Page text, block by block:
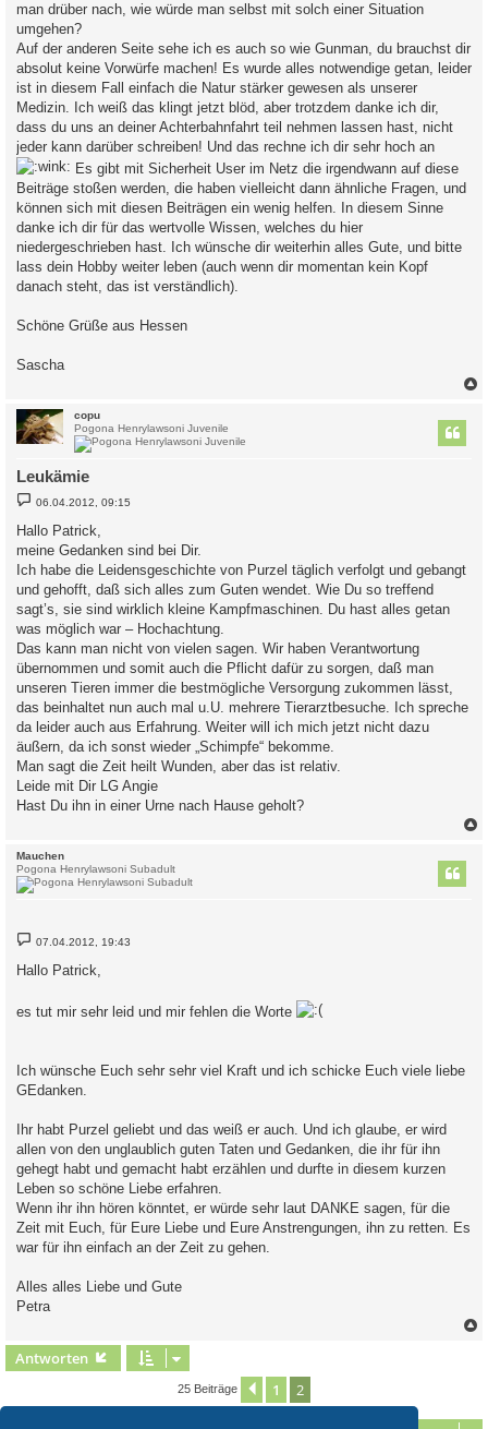
man drüber nach, wie würde man selbst mit solch einer Situation
umgehen?
Auf der anderen Seite sehe ich es auch so wie Gunman, du brauchst dir
absolut keine Vorwürfe machen! Es wurde alles notwendige getan, leider
ist in diesem Fall einfach die Natur stärker gewesen als unserer
Medizin. Ich weiß das klingt jetzt blöd, aber trotzdem danke ich dir,
dass du uns an deiner Achterbahnfahrt teil nehmen lassen hast, nicht
jeder kann darüber schreiben! Und das rechne ich dir sehr hoch an
Es gibt mit Sicherheit User im Netz die irgendwann auf diese
Beiträge stoßen werden, die haben vielleicht dann ähnliche Fragen, und
können sich mit diesen Beiträgen ein wenig helfen. In diesem Sinne
danke ich dir für das wertvolle Wissen, welches du hier
niedergeschrieben hast. Ich wünsche dir weiterhin alles Gute, und bitte
lass dein Hobby weiter leben (auch wenn dir momentan kein Kopf
danach steht, das ist verständlich).
Schöne Grüße aus Hessen
Sascha
copu
Pogona Henrylawsoni Juvenile
Leukämie
B
e
i
t
r
g
06.04.2012, 09:15
Hallo Patrick,
meine Gedanken sind bei Dir.
Ich habe die Leidensgeschichte von Purzel täglich verfolgt und gebangt
und gehofft, daß sich alles zum Guten wendet. Wie Du so treffend
sagt’s, sie sind wirklich kleine Kampfmaschinen. Du hast alles getan
was möglich war – Hochachtung.
Das kann man nicht von vielen sagen. Wir haben Verantwortung
übernommen und somit auch die Pflicht dafür zu sorgen, daß man
unseren Tieren immer die bestmögliche Versorgung zukommen lässt,
das beinhaltet nun auch mal u.U. mehrere Tierarztbesuche. Ich spreche
da leider auch aus Erfahrung. Weiter will ich mich jetzt nicht dazu
äußern, da ich sonst wieder „Schimpfe“ bekomme.
Man sagt die Zeit heilt Wunden, aber das ist relativ.
Leide mit Dir LG Angie
Hast Du ihn in einer Urne nach Hause geholt?
Mauchen
Pogona Henrylawsoni Subadult
B
e
i
t
g
07.04.2012, 19:43
Hallo Patrick,
es tut mir sehr leid und mir fehlen die Worte
Ich wünsche Euch sehr sehr viel Kraft und ich schicke Euch viele liebe
GEdanken.
Ihr habt Purzel geliebt und das weiß er auch. Und ich glaube, er wird
allen von den unglaublich guten Taten und Gedanken, die ihr für ihn
gehegt habt und gemacht habt erzählen und durfte in diesem kurzen
Leben so schöne Liebe erfahren.
Wenn ihr ihn hören könntet, er würde sehr laut DANKE sagen, für die
Zeit mit Euch, für Eure Liebe und Eure Anstrengungen, ihn zu retten. Es
war für ihn einfach an der Zeit zu gehen.
Alles alles Liebe und Gute
Petra
e
Antworten
25 Beiträge Vorherige
1 2